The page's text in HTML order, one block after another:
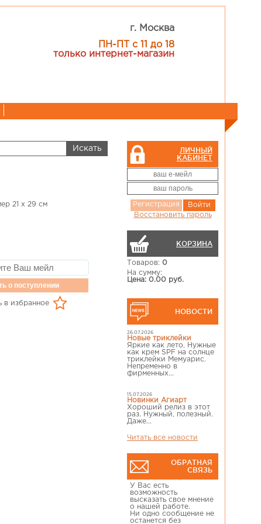
г. Москва
ПН-ПТ с 11 до 18
только интернет-магазин
ЛИЧНЫЙ
КАБИНЕТ
Регистрация
Войти
Восстановить пароль
КОРЗИНА
Товаров: 0
На сумму:
Цена: 0.00 руб.
НОВОСТИ
26.07.2026
Новые триклейки
Яркие как лето, Нужные
как крем SPF на солнце
триклейки Мемуарис.
Непременно в
фирменных...
15.07.2026
Новинки Агиарт
Хороший релиз в этот
раз. Нужный, полезный.
Даже...
Читать все новости
ОБРАТНАЯ
СВЯЗЬ
У Вас есть
возможность
высказать свое мнение
о нашей работе.
Ни одно сообщение не
останется без
21 х 29 см
о поступлении
в избранное